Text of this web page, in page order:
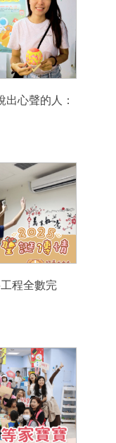
出心聲的人：
程全數完